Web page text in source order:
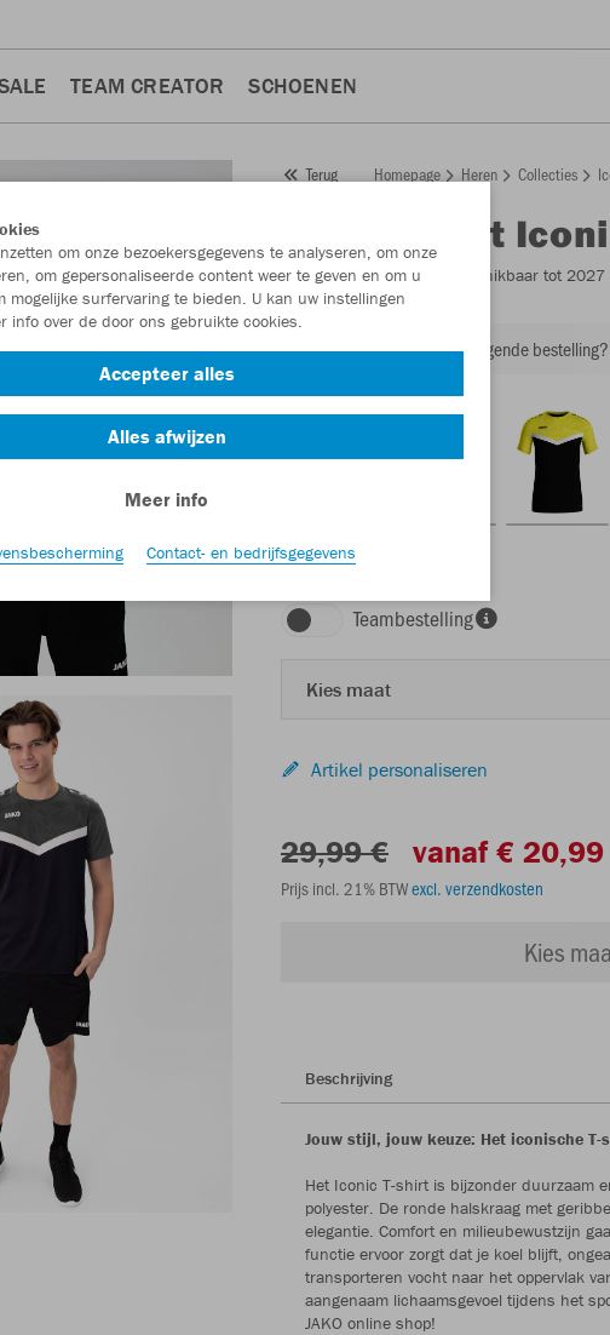
TEAM CREATOR SCHOENEN
Terug Homepage Heren Collecties
T-shirt
Artikelnummer: 6124 - Beschikbaar tot 2027
Zin in 30% korting op je volgende bestelling?
zwart/antraciet
Teambestelling
Kies maat
Artikel personaliseren
29,99 € vanaf € 20,99
Prijs incl. 21% BTWexcl. verzendkosten
Kies
Beschrijving
Jouw stijl, jouw keuze: Het iconische T-
Het Iconic T-shirt is bijzonder duurzaam
polyester. De ronde halskraag met
elegantie. Comfort en milieubewustzijn
functie ervoor zorgt dat je koel blijft,
transporteren vocht naar het oppervlak
aangenaam lichaamsgevoel tijdens het
JAKO online shop!
om onze bezoekersgegevens te analyseren, om onze
om gepersonaliseerde content weer te geven en om u
mogelijke surfervaring te bieden. U kan uw instellingen
info over de door ons gebruikte cookies.
Accepteer alles
Alles afwijzen
Meer info
Contact- en bedrijfsgegevens